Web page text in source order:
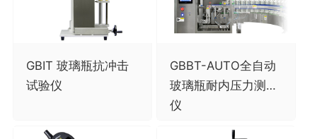
GBIT 玻璃瓶抗冲击
试验仪
GBBT-AUTO全自动
玻璃瓶耐内压力测试
仪